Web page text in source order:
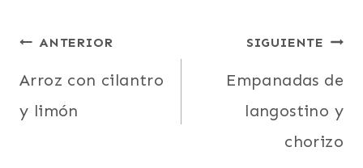
Navegación
de
entradas
ANTERIOR
Arroz con cilantro
y limón
SIGUIENTE
Empanadas de
langostino y
chorizo